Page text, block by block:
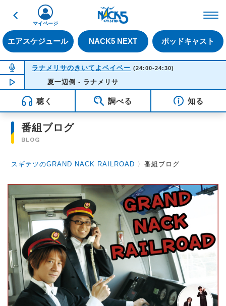
戻る
エアスケジュール NACK5 NEXT ポッドキャスト
マイページ
NOW ON AIR
ラナメリサのきいてよベイベー (24:00-24:30)
NOW PLAYING 00:03
夏一辺倒 - ラナメリサ
聴く 調べる 知る
番組ブログ
BLOG
スギテツのGRAND NACK RAILROAD 〉番組ブログ